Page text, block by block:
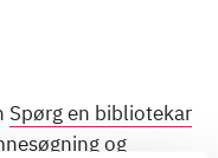
Spørg en bibliotekar
og